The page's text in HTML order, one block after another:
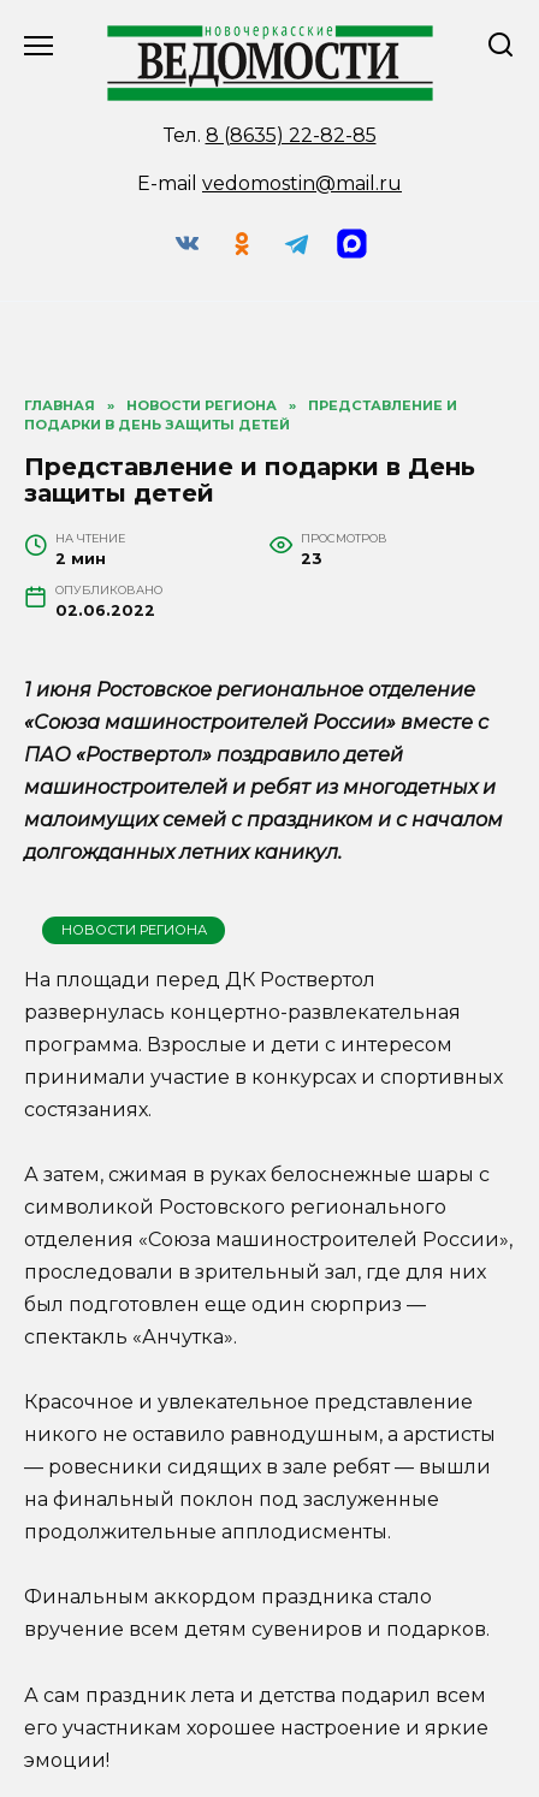
Тел. 8 (8635) 22-82-85
E-mail vedomostin@mail.ru
ГЛАВНАЯ » НОВОСТИ РЕГИОНА »
ПРЕДСТАВЛЕНИЕ И
ПОДАРКИ В ДЕНЬ ЗАЩИТЫ ДЕТЕЙ
Представление и подарки в День
защиты детей
НА ЧТЕНИЕ
2 мин
ПРОСМОТРОВ
23
ОПУБЛИКОВАНО
02.06.2022
1 июня Ростовское региональное отделение
«Союза машиностроителей России» вместе с
ПАО «Роствертол» поздравило детей
машиностроителей и ребят из многодетных и
малоимущих семей с праздником и с началом
долгожданных летних каникул.
НОВОСТИ РЕГИОНА
На площади перед ДК Роствертол
развернулась концертно-развлекательная
программа. Взрослые и дети с интересом
принимали участие в конкурсах и спортивных
состязаниях.
А затем, сжимая в руках белоснежные шары с
символикой Ростовского регионального
отделения «Союза машиностроителей России»,
проследовали в зрительный зал, где для них
был подготовлен еще один сюрприз —
спектакль «Анчутка».
Красочное и увлекательное представление
никого не оставило равнодушным, а арстисты
— ровесники сидящих в зале ребят — вышли
на финальный поклон под заслуженные
продолжительные апплодисменты.
Финальным аккордом праздника стало
вручение всем детям сувениров и подарков.
А сам праздник лета и детства подарил всем
его участникам хорошее настроение и яркие
эмоции!